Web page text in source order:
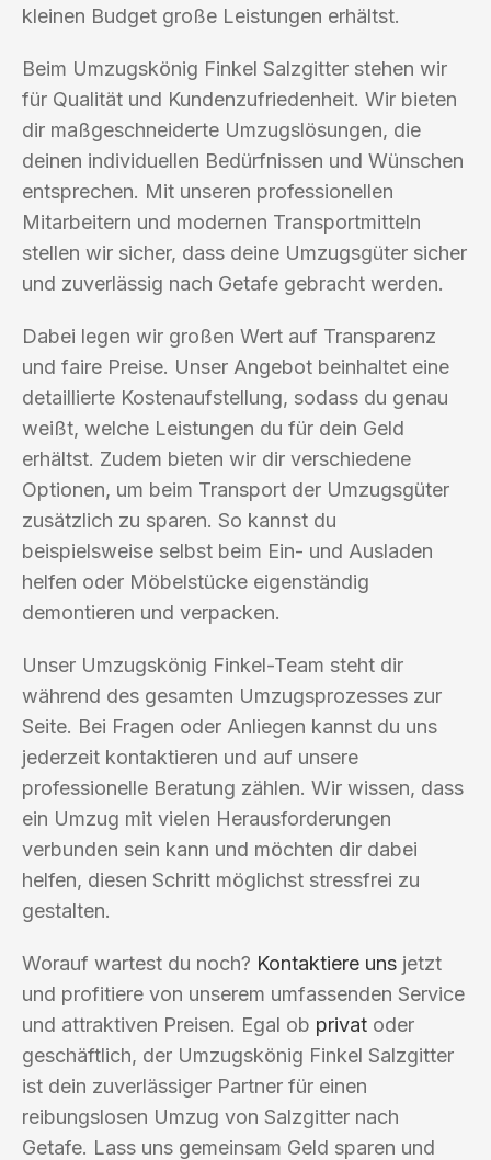
kleinen Budget große Leistungen erhältst.
Beim Umzugskönig Finkel Salzgitter stehen wir
für Qualität und Kundenzufriedenheit. Wir bieten
dir maßgeschneiderte Umzugslösungen, die
deinen individuellen Bedürfnissen und Wünschen
entsprechen. Mit unseren professionellen
Mitarbeitern und modernen Transportmitteln
stellen wir sicher, dass deine Umzugsgüter sicher
und zuverlässig nach Getafe gebracht werden.
Dabei legen wir großen Wert auf Transparenz
und faire Preise. Unser Angebot beinhaltet eine
detaillierte Kostenaufstellung, sodass du genau
weißt, welche Leistungen du für dein Geld
erhältst. Zudem bieten wir dir verschiedene
Optionen, um beim Transport der Umzugsgüter
zusätzlich zu sparen. So kannst du
beispielsweise selbst beim Ein- und Ausladen
helfen oder Möbelstücke eigenständig
demontieren und verpacken.
Unser Umzugskönig Finkel-Team steht dir
während des gesamten Umzugsprozesses zur
Seite. Bei Fragen oder Anliegen kannst du uns
jederzeit kontaktieren und auf unsere
professionelle Beratung zählen. Wir wissen, dass
ein Umzug mit vielen Herausforderungen
verbunden sein kann und möchten dir dabei
helfen, diesen Schritt möglichst stressfrei zu
gestalten.
Worauf wartest du noch? Kontaktiere uns jetzt
und profitiere von unserem umfassenden Service
und attraktiven Preisen. Egal ob privat oder
geschäftlich, der Umzugskönig Finkel Salzgitter
ist dein zuverlässiger Partner für einen
reibungslosen Umzug von Salzgitter nach
Getafe. Lass uns gemeinsam Geld sparen und